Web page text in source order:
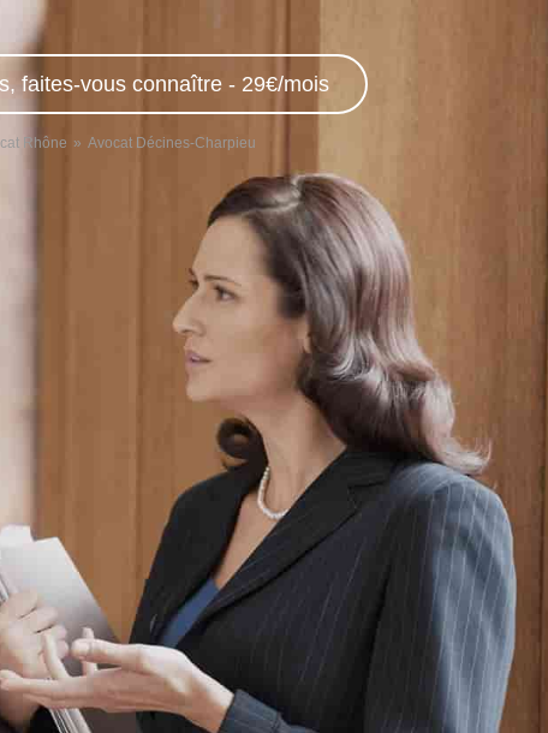
faites-vous connaître - 29€/mois
Rhône Avocat Décines-Charpieu